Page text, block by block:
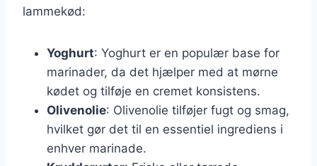
lammekød:
Yoghurt: Yoghurt er en populær base for
marinader, da det hjælper med at mørne
kødet og tilføje en cremet konsistens.
Olivenolie: Olivenolie tilføjer fugt og smag,
hvilket gør det til en essentiel ingrediens i
enhver marinade.